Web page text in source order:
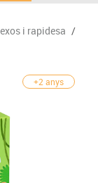
i rapidesa /
+2 anys